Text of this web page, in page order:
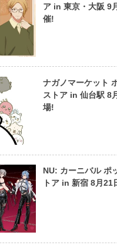
ア in 東京・大阪 9
催!
ナガノマーケット
ストア in 仙台駅 8
場!
NU: カーニバル ポ
トア in 新宿 8月21